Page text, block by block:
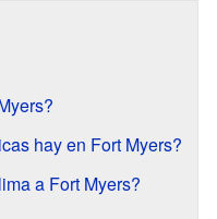
hay en Fort Myers?
a Fort Myers?